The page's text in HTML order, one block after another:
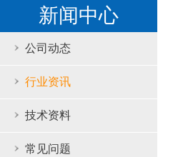
新闻中心
公司动态
行业资讯
技术资料
常见问题